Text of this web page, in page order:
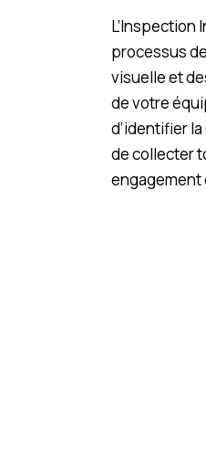
processus
visuelle et
de votre
d’identifier
de collecter
engagement